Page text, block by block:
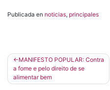
Publicada en noticias, principales
Navegación
de
MANIFESTO POPULAR: Contra
a fome e pelo direito de se
alimentar bem